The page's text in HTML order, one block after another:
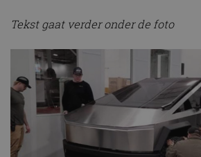
Tekst gaat verder onder de foto